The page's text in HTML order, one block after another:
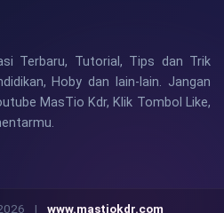
Terbaru, Tutorial, Tips dan Trik
Hoby dan lain-lain. Jangan
MasTio Kdr, Klik Tombol Like,
| www.mastiokdr.com